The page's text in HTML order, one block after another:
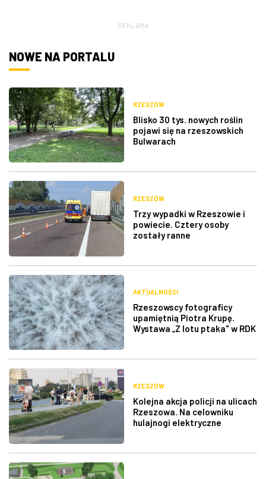
REKLAMA
NOWE NA PORTALU
RZESZÓW
Blisko 30 tys. nowych roślin
pojawi się na rzeszowskich
Bulwarach
RZESZÓW
Trzy wypadki w Rzeszowie i
powiecie. Cztery osoby
zostały ranne
AKTUALNOŚCI
Rzeszowscy fotograficy
upamiętnią Piotra Krupę.
Wystawa „Z lotu ptaka" w RDK
RZESZÓW
Kolejna akcja policji na ulicach
Rzeszowa. Na celowniku
hulajnogi elektryczne